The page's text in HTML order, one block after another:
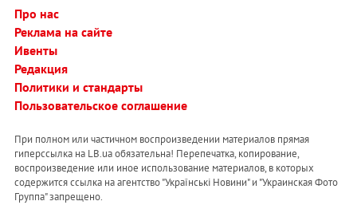
Про нас
Реклама на сайте
Ивенты
Редакция
Политики и стандарты
Пользовательское соглашение
При полном или частичном воспроизведении материалов прямая
гиперссылка на LB.ua обязательна! Перепечатка, копирование,
воспроизведение или иное использование материалов, в которых
содержится ссылка на агентство "Українськi Новини" и "Украинская Фото
Группа" запрещено.